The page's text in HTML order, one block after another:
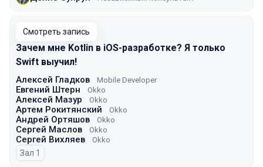
Смотреть запись
Зачем мне Kotlin в iOS-разработке? Я только
Swift выучил!
Алексей Гладков Mobile Developer
Евгений Штерн Okko
Алексей Мазур Okko
Артем Рокитянский Okko
Андрей Ортяшов Okko
Сергей Маслов Okko
Сергей Вихляев Оkko
Зал 1